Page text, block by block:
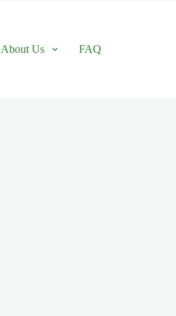
About Us FAQ